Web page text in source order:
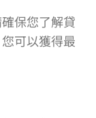
保您了解貸
可以獲得最